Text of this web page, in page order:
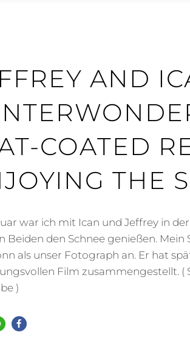
AND
COATED
THE
war ich mit Ican und Jeffrey in
Beiden den Schnee genießen. Mein
als unser Fotograph an. Er hat
Film zusammengestellt. (
)